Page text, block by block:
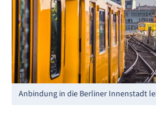
Anbindung in die Berliner Innenstadt